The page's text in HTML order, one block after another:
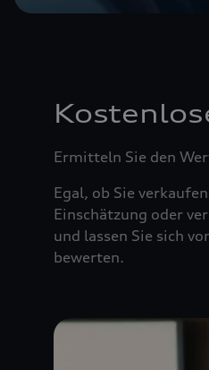
Ermitteln Sie den
Egal, ob Sie
Einschätzung oder
und lassen Sie sich
bewerten.